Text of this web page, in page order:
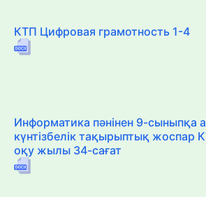
КТП Цифровая грамотность 1-4
Информатика пәнінен 9-сыныпқа
күнтізбелік тақырыптық
оқу жылы 34-сағат